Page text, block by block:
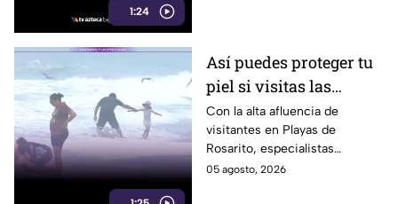
1:24
Así puedes proteger tu
piel si visitas las
playas de Rosarito
durante el verano
Con la alta afluencia de
visitantes en Playas de
Rosarito, especialistas
recomiendan reaplicar
05 agosto, 2026